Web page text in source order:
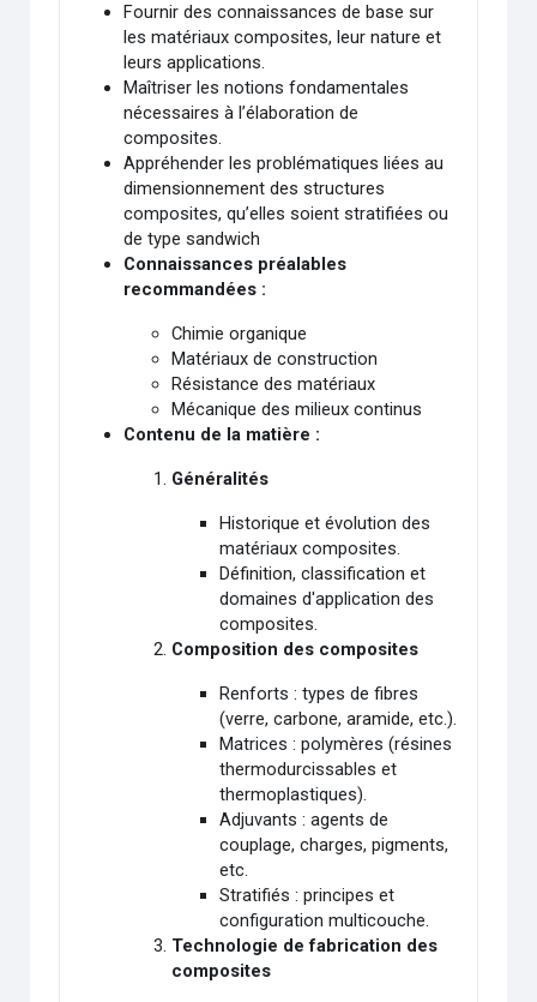
Fournir des connaissances de base sur
les matériaux composites, leur nature et
leurs applications.
Maîtriser les notions fondamentales
nécessaires à l’élaboration de
composites.
Appréhender les problématiques liées au
dimensionnement des structures
composites, qu’elles soient stratifiées ou
de type sandwich
Connaissances préalables
recommandées :
Chimie organique
Matériaux de construction
Résistance des matériaux
Mécanique des milieux continus
Contenu de la matière :
Généralités
Historique et évolution des
matériaux composites.
Définition, classification et
domaines d'application des
composites.
Composition des composites
Renforts : types de fibres
(verre, carbone, aramide, etc.).
Matrices : polymères (résines
thermodurcissables et
thermoplastiques).
Adjuvants : agents de
couplage, charges, pigments,
etc.
Stratifiés : principes et
configuration multicouche.
Technologie de fabrication des
composites